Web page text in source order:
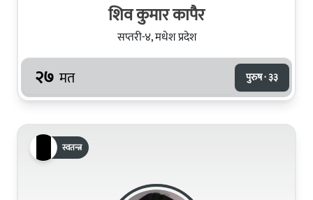
शिव कुमार कापैर
सप्तरी-४, मधेश प्रदेश
२७ मत पुरुष · ३३
स्वतन्त्र